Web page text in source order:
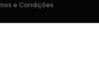
e Condições